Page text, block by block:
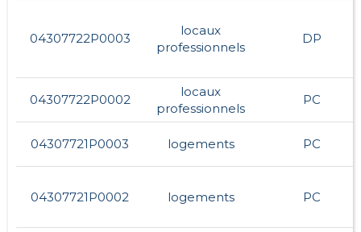
04307722P0003
locaux
professionnels
DP
04307722P0002
locaux
professionnels
PC
04307721P0003 logements PC
04307721P0002 logements PC